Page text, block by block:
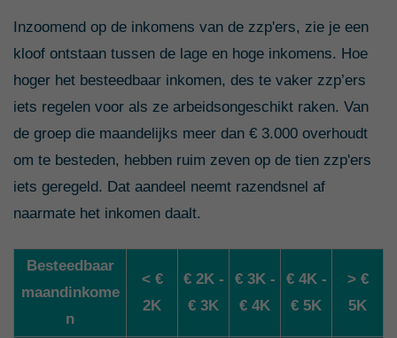
Inzoomend op de inkomens van de zzp'ers, zie je een
kloof ontstaan tussen de lage en hoge inkomens. Hoe
hoger het besteedbaar inkomen, des te vaker zzp’ers
iets regelen voor als ze arbeidsongeschikt raken. Van
de groep die maandelijks meer dan € 3.000 overhoudt
om te besteden, hebben ruim zeven op de tien zzp'ers
iets geregeld. Dat aandeel neemt razendsnel af
naarmate het inkomen daalt.
Besteedbaar
maandinkome
n
< €
2K
€ 2K -
€ 3K
€ 3K -
€ 4K
€ 4K -
€ 5K
> €
5K